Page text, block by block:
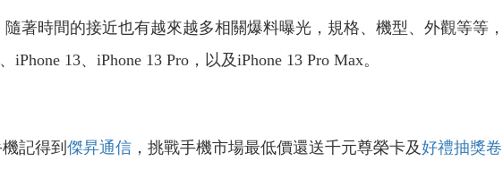
隨著時間的接近也有越來越多相關爆料曝光，規格、機型、外觀等等
13、iPhone 13 Pro，以及iPhone 13 Pro Max。
記得到 傑昇通信 ，挑戰手機市場最低價還送千元尊榮卡及好禮抽獎卷